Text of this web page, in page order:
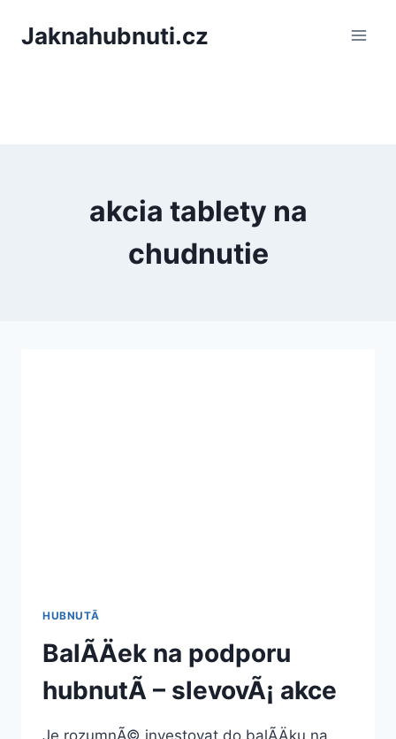
Jaknahubnuti.cz
akcia tablety na
chudnutie
HUBNUTÃ­
BalÃ­Äek na podporu
hubnutÃ­ – slevovÃ¡ akce
Je rozumnÃ© investovat do balÃ­Äku na